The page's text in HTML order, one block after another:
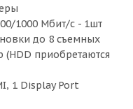
1000 Мбит/с - 1шт
до 8 съемных
приобретаются
1 Display Port